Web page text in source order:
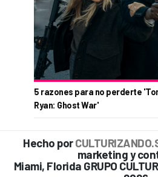
5 razones para no perderte
Ryan: Ghost War'
Hecho por
marketing y
Miami, Florida GRUPO